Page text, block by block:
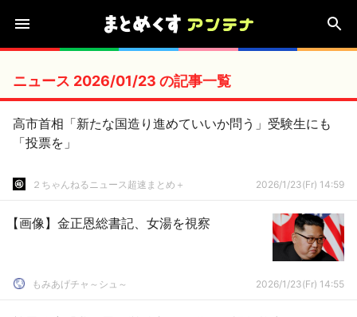
ニュース 2026/01/23 の記事一覧
高市首相「新たな国造り進めていいか問う」受験生にも
「投票を」
２ちゃんねるニュース超速まとめ＋ 2026/1/23(Fr) 14:59
【画像】金正恩総書記、女湯を視察
もみあげチャ～シュ～ 2026/1/23(Fr) 14:55